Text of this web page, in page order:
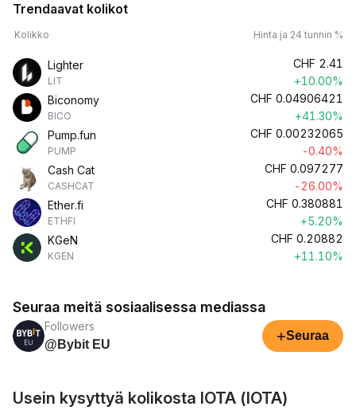
Trendaavat kolikot
Kolikko Hinta ja 24 tunnin %
Lighter
LIT
CHF 2.41
+10.00%
Biconomy
BICO
CHF 0.04906421
+41.30%
Pump.fun
PUMP
CHF 0.00232065
-0.40%
Cash Cat
CASHCAT
CHF 0.097277
-26.00%
Ether.fi
ETHFI
CHF 0.380881
+5.20%
KGeN
KGEN
CHF 0.20882
+11.10%
Seuraa meitä sosiaalisessa mediassa
Followers
@Bybit EU
+Seuraa
Usein kysyttyä kolikosta IOTA (IOTA)